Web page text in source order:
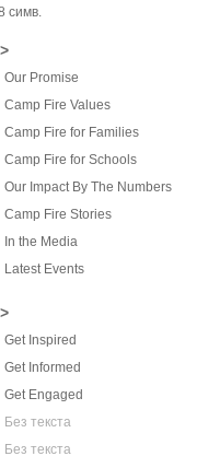
симв.
Our Promise
Camp Fire Values
Camp Fire for Families
Camp Fire for Schools
Our Impact By The Numbers
Camp Fire Stories
In the Media
Latest Events
Get Inspired
Get Informed
Get Engaged
Без текста
Без текста